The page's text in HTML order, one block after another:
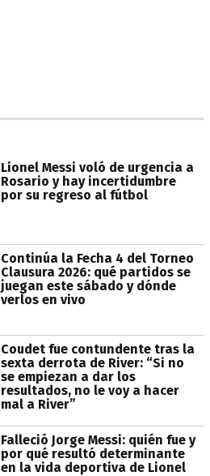
Lionel Messi voló de urgencia a
Rosario y hay incertidumbre
por su regreso al fútbol
Continúa la Fecha 4 del Torneo
Clausura 2026: qué partidos se
juegan este sábado y dónde
verlos en vivo
Coudet fue contundente tras la
sexta derrota de River: “Si no
se empiezan a dar los
resultados, no le voy a hacer
mal a River”
Falleció Jorge Messi: quién fue y
por qué resultó determinante
en la vida deportiva de Lionel